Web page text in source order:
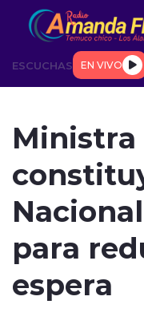
Click acá para ir
ESCUCHAS EN VIVO
TENDENCIAS
modo
Ministra
para
espera